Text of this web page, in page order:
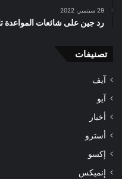
29 سبتمبر، 2022
رد جين على شائعات المواعدة
تصنيفات
آيف
آيو
أخبار
أسترو
إكسو
إنميكس